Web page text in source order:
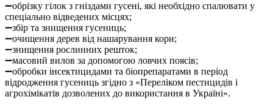
➖обрізку гілок з гніздами гусені, які необхідно спалювати у
спеціально відведених місцях;
➖збір та знищення гусениць;
➖очищення дерев від нашарування кори;
➖знищення рослинних решток;
➖масовий вилов за допомогою ловчих поясів;
➖обробки інсектицидами та біопрепаратами в період
відродження гусениць згідно з «Переліком пестицидів і
агрохімікатів дозволених до використання в Україні».